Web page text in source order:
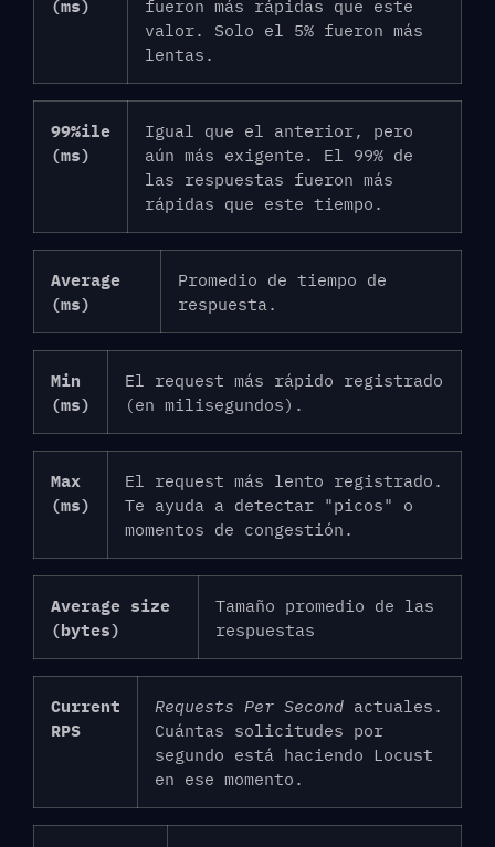
(ms)
fueron más rápidas que este
valor. Solo el 5% fueron más
lentas.
99%ile
(ms)
Igual que el anterior, pero
aún más exigente. El 99% de
las respuestas fueron más
rápidas que este tiempo.
Average
(ms)
Promedio de tiempo de
respuesta.
Min
(ms)
El request más rápido registrado
(en milisegundos).
Max
(ms)
El request más lento registrado.
Te ayuda a detectar "picos" o
momentos de congestión.
Average size
(bytes)
Tamaño promedio de las
respuestas
Current
RPS
Requests Per Second actuales.
Cuántas solicitudes por
segundo está haciendo Locust
en ese momento.